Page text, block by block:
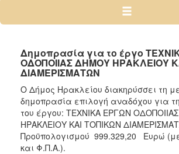
2025
2023
2022
2021
2020
2019
2018
Δημοπρασία για το έργο
ΟΔΟΠΟΙΙΑΣ ΔΗΜΟΥ ΗΡΑΚΛΕΙΟΥ
ΔΙΑΜΕΡΙΣΜΑΤΩΝ
Ο Δήμος Ηρακλείου διακηρύσσει τη
δημοπρασία επιλογή αναδόχου για
του έργου: ΤΕΧΝΙΚΑ ΕΡΓΩΝ
ΗΡΑΚΛΕΙΟΥ ΚΑΙ ΤΟΠΙΚΩΝ
Προϋπολογισμού 999.329,20 Ευρώ
και Φ.Π.Α.).